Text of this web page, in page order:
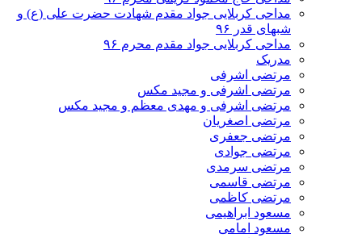
مداحی کربلایی جواد مقدم شهادت حضرت علی (ع) و
شبهای قدر ۹۶
مداحی کربلایی جواد مقدم محرم ۹۶
مدریک
مرتضی اشرفی
مرتضی اشرفی و مجید مکس
مرتضی اشرفی و مهدی معظم و مجید مکس
مرتضی اصغریان
مرتضی جعفری
مرتضی جوادی
مرتضی سرمدی
مرتضی قاسمی
مرتضی کاظمی
مسعود ابراهیمی
مسعود امامی